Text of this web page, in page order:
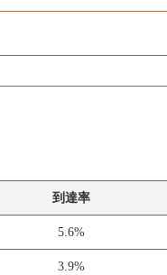
到達率
5.6%
3.9%